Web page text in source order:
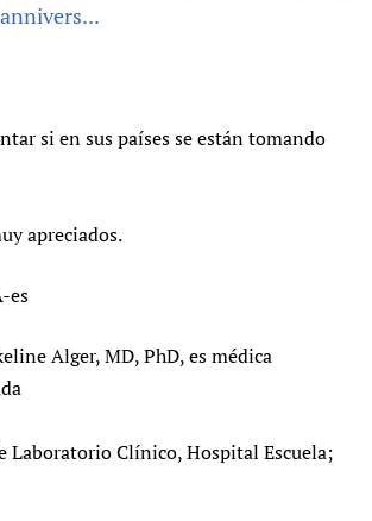
si en sus países se están tomando
apreciados.
es
Alger, MD, PhD, es médica
Laboratorio Clínico, Hospital Escuela;